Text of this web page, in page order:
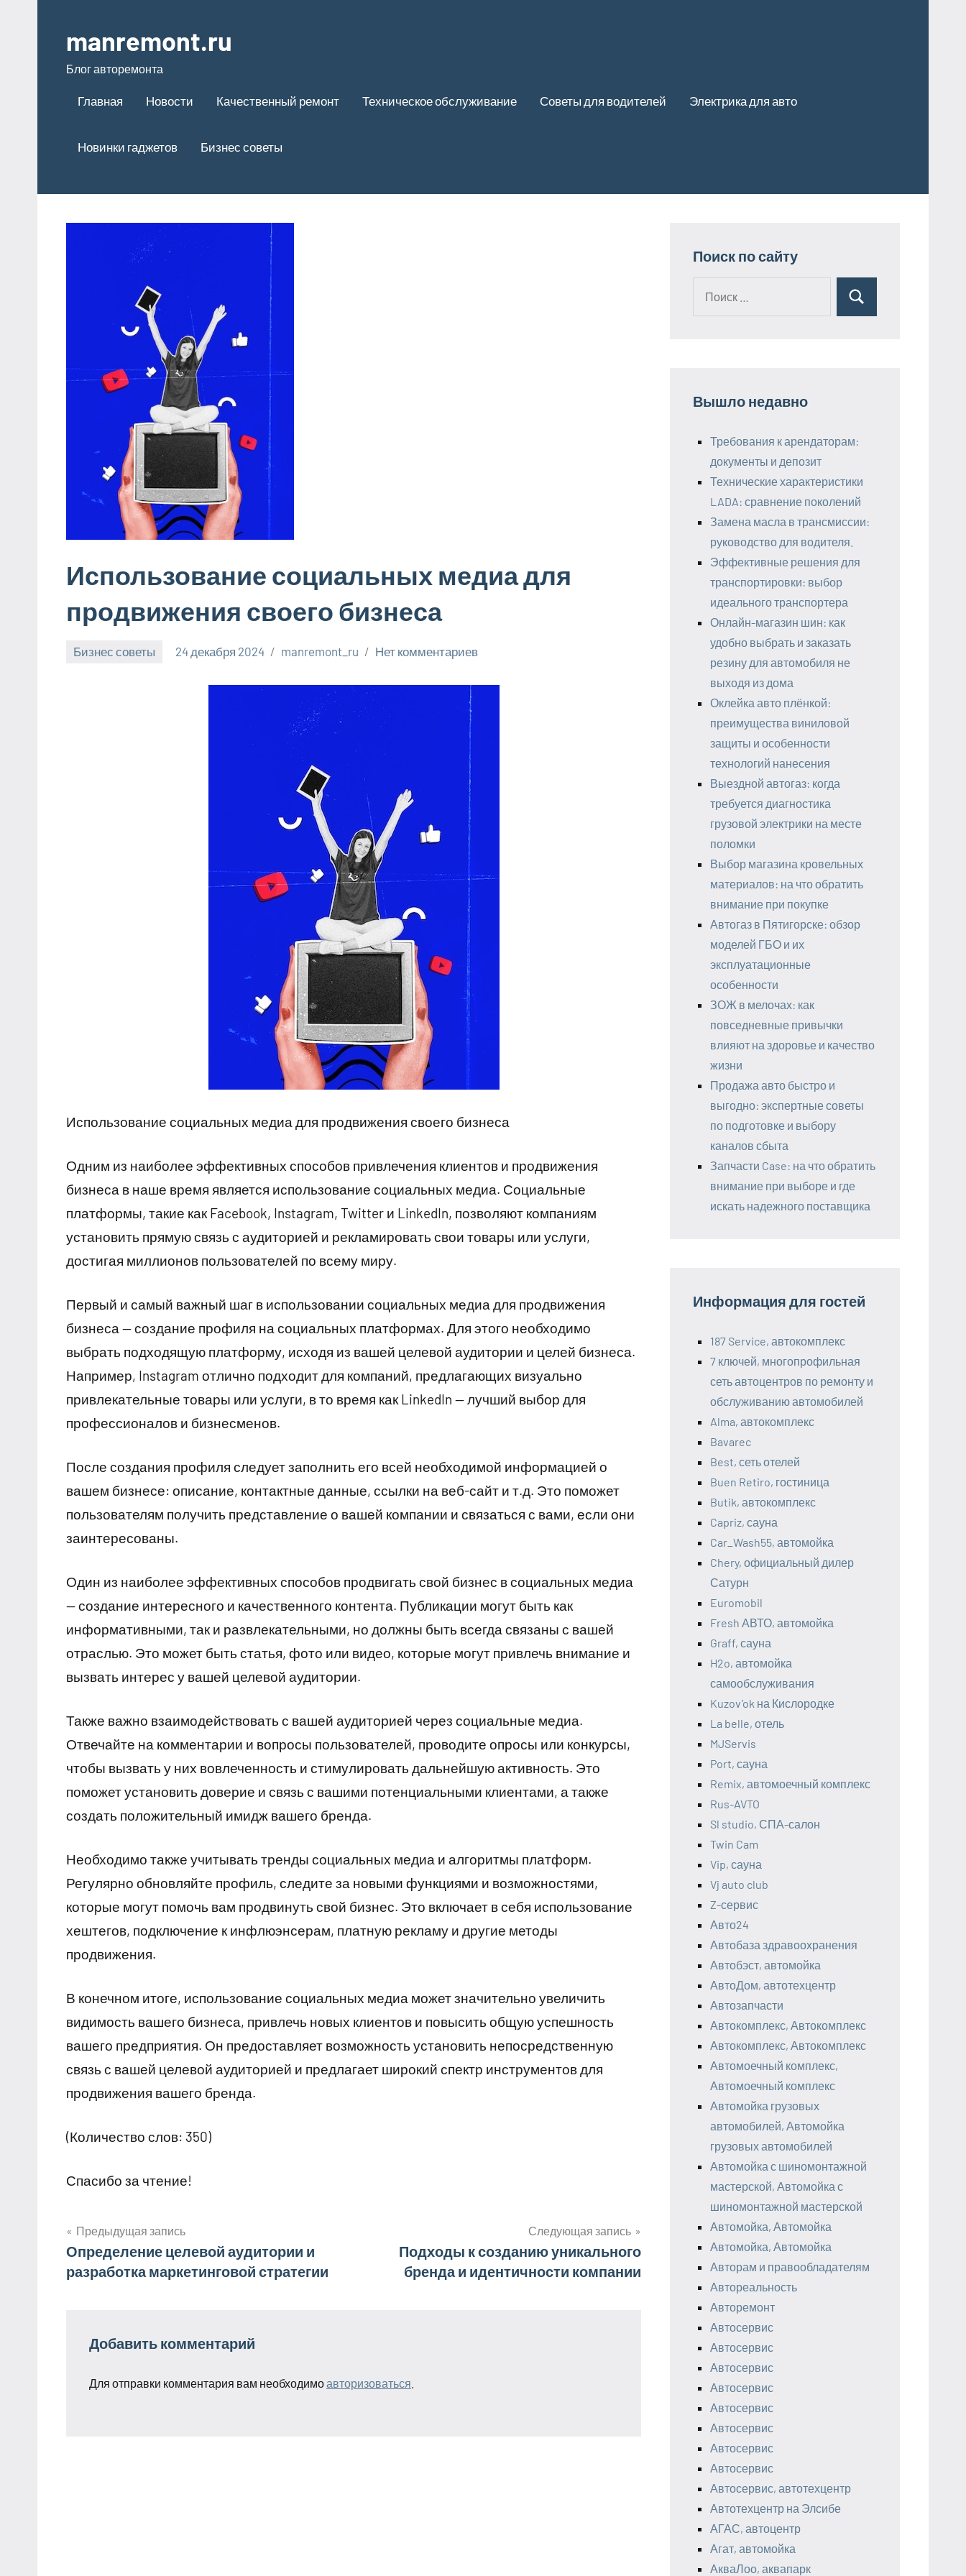
содержимому
manremont.ru
Блог авторемонта
Главная Новости Качественный ремонт Техническое обслуживание Советы для водителей Электрика для авто
Новинки гаджетов Бизнес советы
Использование социальных медиа для
продвижения своего бизнеса
Бизнес советы 24 декабря 2024 manremont_ru Нет комментариев
Использование социальных медиа для продвижения своего бизнеса
Одним из наиболее эффективных способов привлечения клиентов и продвижения
бизнеса в наше время является использование социальных медиа. Социальные
платформы, такие как Facebook, Instagram, Twitter и LinkedIn, позволяют компаниям
установить прямую связь с аудиторией и рекламировать свои товары или услуги,
достигая миллионов пользователей по всему миру.
Первый и самый важный шаг в использовании социальных медиа для продвижения
бизнеса — создание профиля на социальных платформах. Для этого необходимо
выбрать подходящую платформу, исходя из вашей целевой аудитории и целей бизнеса.
Например, Instagram отлично подходит для компаний, предлагающих визуально
привлекательные товары или услуги, в то время как LinkedIn — лучший выбор для
профессионалов и бизнесменов.
После создания профиля следует заполнить его всей необходимой информацией о
вашем бизнесе: описание, контактные данные, ссылки на веб-сайт и т.д. Это поможет
пользователям получить представление о вашей компании и связаться с вами, если они
заинтересованы.
Один из наиболее эффективных способов продвигать свой бизнес в социальных медиа
— создание интересного и качественного контента. Публикации могут быть как
информативными, так и развлекательными, но должны быть всегда связаны с вашей
отраслью. Это может быть статья, фото или видео, которые могут привлечь внимание и
вызвать интерес у вашей целевой аудитории.
Также важно взаимодействовать с вашей аудиторией через социальные медиа.
Отвечайте на комментарии и вопросы пользователей, проводите опросы или конкурсы,
чтобы вызвать у них вовлеченность и стимулировать дальнейшую активность. Это
поможет установить доверие и связь с вашими потенциальными клиентами, а также
создать положительный имидж вашего бренда.
Необходимо также учитывать тренды социальных медиа и алгоритмы платформ.
Регулярно обновляйте профиль, следите за новыми функциями и возможностями,
которые могут помочь вам продвинуть свой бизнес. Это включает в себя использование
хештегов, подключение к инфлюэнсерам, платную рекламу и другие методы
продвижения.
В конечном итоге, использование социальных медиа может значительно увеличить
видимость вашего бизнеса, привлечь новых клиентов и повысить общую успешность
вашего предприятия. Он предоставляет возможность установить непосредственную
связь с вашей целевой аудиторией и предлагает широкий спектр инструментов для
продвижения вашего бренда.
(Количество слов: 350)
Спасибо за чтение!
Навигация
по
Предыдущая запись
Определение целевой аудитории и
разработка маркетинговой стратегии
Следующая запись
Подходы к созданию уникального
бренда и идентичности компании
Добавить комментарий
Для отправки комментария вам необходимоавторизоваться
Поиск по сайту
Поиск
Вышло недавно
Требования к арендаторам:
документы и депозит
Технические характеристики
LADA: сравнение поколений
Замена масла в трансмиссии:
руководство для водителя.
Эффективные решения для
транспортировки: выбор
идеального транспортера
Онлайн-магазин шин: как
удобно выбрать и заказать
резину для автомобиля не
выходя из дома
Оклейка авто плёнкой:
преимущества виниловой
защиты и особенности
технологий нанесения
Выездной автогаз: когда
требуется диагностика
грузовой электрики на месте
поломки
Выбор магазина кровельных
материалов: на что обратить
внимание при покупке
Автогаз в Пятигорске: обзор
моделей ГБО и их
эксплуатационные
особенности
ЗОЖ в мелочах: как
повседневные привычки
влияют на здоровье и качество
жизни
Продажа авто быстро и
выгодно: экспертные советы
по подготовке и выбору
каналов сбыта
Запчасти Case: на что обратить
внимание при выборе и где
искать надежного поставщика
Информация для гостей
187 Service, автокомплекс
7 ключей, многопрофильная
сеть автоцентров по ремонту и
обслуживанию автомобилей
Alma, автокомплекс
Bavarec
Best, сеть отелей
Buen Retiro, гостиница
Butik, автокомплекс
Capriz, сауна
Car_Wash55, автомойка
Chery, официальный дилер
Сатурн
Euromobil
Fresh АВТО, автомойка
Graff, сауна
H2o, автомойка
самообслуживания
Kuzov’ok на Кислородке
La belle, отель
MJServis
Port, сауна
Remix, автомоечный комплекс
Rus-AVTO
Sl studio, СПА-салон
Twin Cam
Vip, сауна
Vj auto club
Z-сервис
Авто24
Автобаза здравоохранения
Автобэст, автомойка
АвтоДом, автотехцентр
Автозапчасти
Автокомплекс, Автокомплекс
Автокомплекс, Автокомплекс
Автомоечный комплекс,
Автомоечный комплекс
Автомойка грузовых
автомобилей, Автомойка
грузовых автомобилей
Автомойка с шиномонтажной
мастерской, Автомойка с
шиномонтажной мастерской
Автомойка, Автомойка
Автомойка, Автомойка
Авторам и правообладателям
Автореальность
Авторемонт
Автосервис
Автосервис
Автосервис
Автосервис
Автосервис
Автосервис
Автосервис
Автосервис
Автосервис, автотехцентр
Автотехцентр на Элсибе
АГАС, автоцентр
Агат, автомойка
АкваЛоо, аквапарк